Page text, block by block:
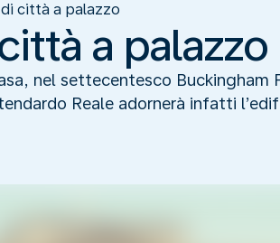
città a palazzo
a palazzo
nel settecentesco Buckingham
Reale adornerà infatti